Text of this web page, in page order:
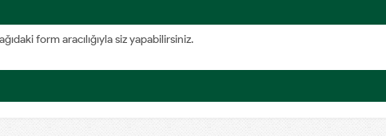
form aracılığıyla siz yapabilirsiniz.